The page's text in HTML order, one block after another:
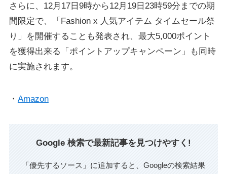
さらに、12月17日9時から12月19日23時59分までの期
間限定で、「Fashion x 人気アイテム タイムセール祭
り」を開催することも発表され、最大5,000ポイント
を獲得出来る「ポイントアップキャンペーン」も同時
に実施されます。
・ Amazon
Google 検索で最新記事を見つけやすく!
「優先するソース」に追加すると、Googleの検索結果